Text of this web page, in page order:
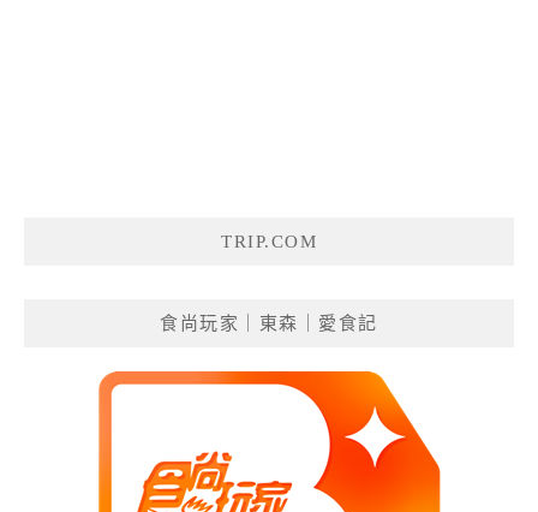
TRIP.COM
食尚玩家｜東森｜愛食記